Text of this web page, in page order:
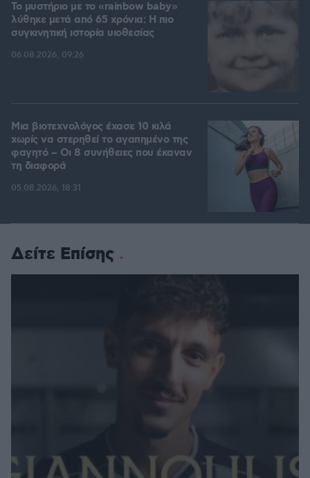
Το μυστήριο με το «rainbow baby»
λύθηκε μετά από 65 χρόνια: Η πιο
συγκινητική ιστορία υιοθεσίας
06.08.2026, 09:26
Μια βιοτεχνολόγος έχασε 10 κιλά
χωρίς να στερηθεί το αγαπημένο της
φαγητό – Οι 8 συνήθειες που έκαναν
τη διαφορά
05.08.2026, 18:31
Δείτε Επίσης